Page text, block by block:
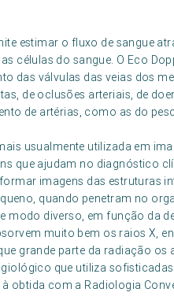
estimar o fluxo de sangue
células do sangue. O Eco
das válvulas das veias dos
de oclusões arteriais, de
de artérias, como as do
usualmente utilizada em
que ajudam no diagnóstico
imagens das estruturas
quando penetram no
modo diverso, em função da
muito bem os raios X,
grande parte da radiação os
que utiliza
obtida com a Radiologia